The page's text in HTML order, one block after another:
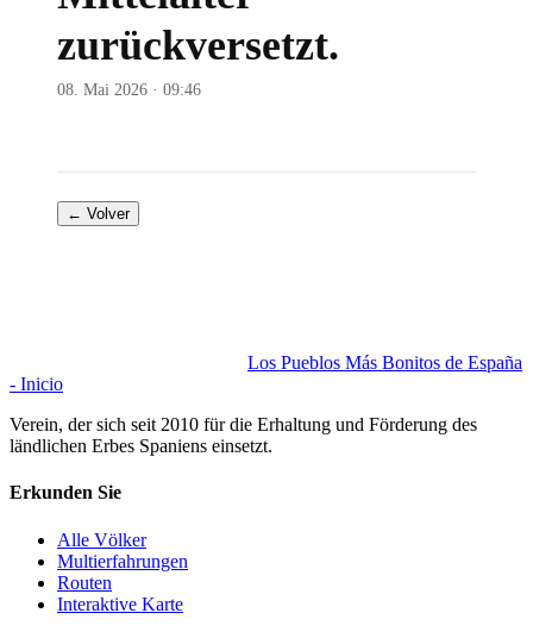
zurückversetzt.
08. Mai 2026 · 09:46
← Volver
Los Pueblos Más Bonitos de España
- Inicio
Verein, der sich seit 2010 für die Erhaltung und Förderung des
ländlichen Erbes Spaniens einsetzt.
Erkunden Sie
Alle Völker
Multierfahrungen
Routen
Interaktive Karte